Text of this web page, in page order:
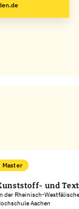
Master
und
der Rheinisch-
Aachen